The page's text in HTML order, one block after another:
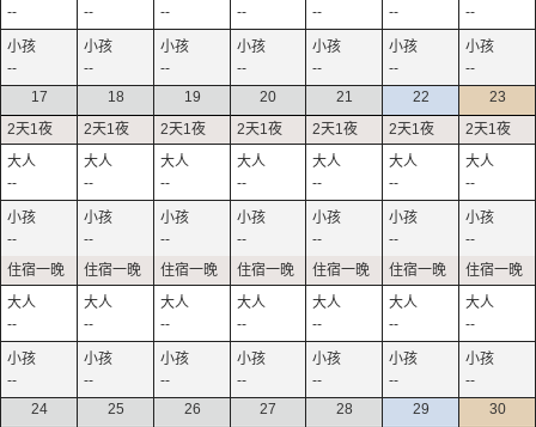
--
--
--
--
--
--
--
--
--
--
--
--
--
--
17
--
--
--
--
18
--
--
--
--
19
--
--
--
--
20
--
--
--
--
21
--
--
--
--
22
--
--
--
--
23
--
--
--
--
24
25 26 27 28 29 30